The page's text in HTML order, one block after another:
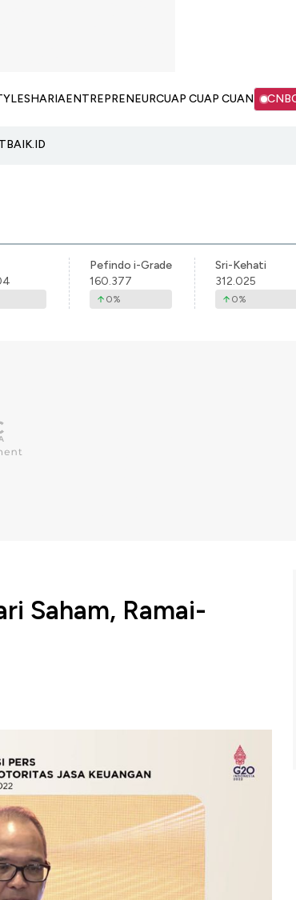
SHARIAENTREPRENEURCUAP CUAP CUAN
Pefindo i-Grade
160.377
0%
Sri-Kehati
312.025
0%
Saham, Ramai-